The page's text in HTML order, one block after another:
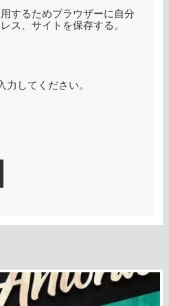
するためブラウザーに自分
ス、サイトを保存する。
力してください。